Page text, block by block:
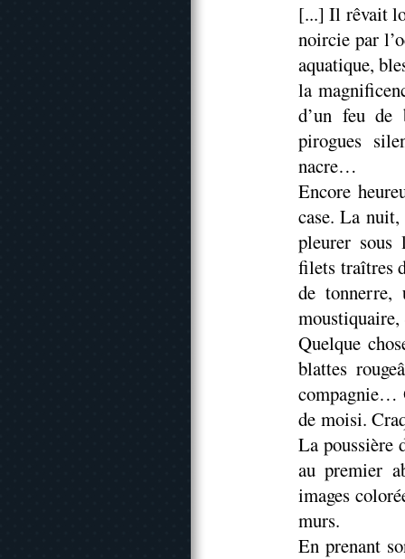
[...] Il rêvait
noircie par
aquatique,
la
d’un feu de
pirogues
nacre…
Encore
case. La
pleurer sous
filets traîtres
de tonnerre,
moustiquaire,
Quelque
blattes
compagnie…
de moisi.
La poussière
au premier
images
murs.
En prenant